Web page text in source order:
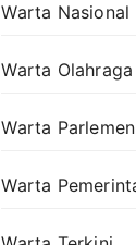
Warta Nasional
Warta Olahraga
Warta Parlemen
Warta